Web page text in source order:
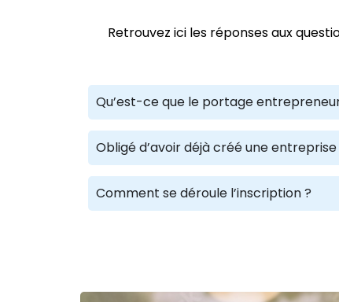
Retrouvez ici les réponses aux
Qu’est-ce que le portage
Obligé d’avoir déjà créé une
Comment se déroule l’inscription ?